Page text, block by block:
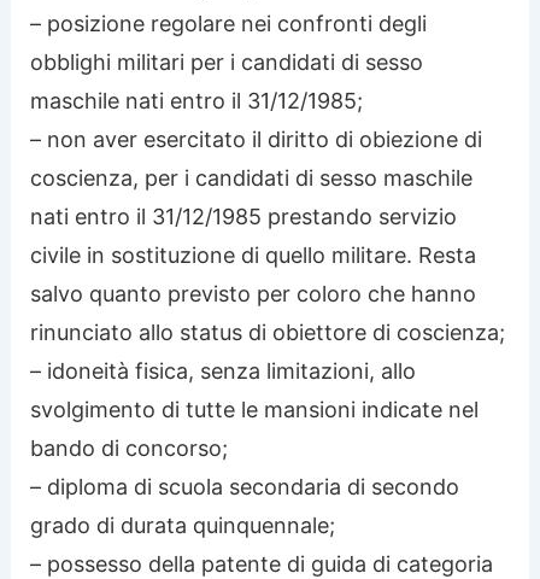
– posizione regolare nei confronti degli
obblighi militari per i candidati di sesso
maschile nati entro il 31/12/1985;
– non aver esercitato il diritto di obiezione di
coscienza, per i candidati di sesso maschile
nati entro il 31/12/1985 prestando servizio
civile in sostituzione di quello militare. Resta
salvo quanto previsto per coloro che hanno
rinunciato allo status di obiettore di coscienza;
– idoneità fisica, senza limitazioni, allo
svolgimento di tutte le mansioni indicate nel
bando di concorso;
– diploma di scuola secondaria di secondo
grado di durata quinquennale;
– possesso della patente di guida di categoria